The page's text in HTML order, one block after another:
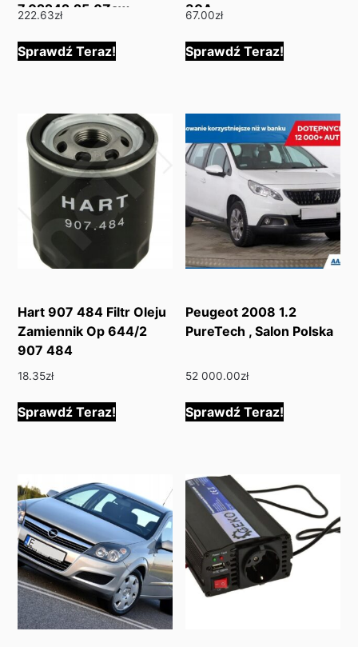
7.02242.25.0Zaw
222.63zł
Sprawdź Teraz!
30A
67.00zł
Sprawdź Teraz!
Hart 907 484 Filtr Oleju
Zamiennik Op 644/2
907 484
18.35zł
Sprawdź Teraz!
Peugeot 2008 1.2
PureTech , Salon Polska
52 000.00zł
Sprawdź Teraz!